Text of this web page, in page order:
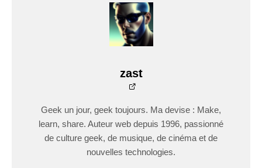
zast
Geek un jour, geek toujours. Ma devise : Make,
learn, share. Auteur web depuis 1996, passionné
de culture geek, de musique, de cinéma et de
nouvelles technologies.